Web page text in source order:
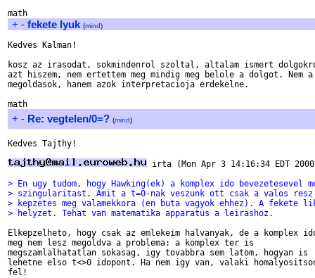
+ - fekete lyuk (mind)
Kedves Kalman!
kosz az irasodat, sokmindenrol szoltal, altalam ismert
azt hiszem, nem ertettem meg mindig meg belole a dolgot. Nem
megoldasok, hanem azok interpretacioja erdekelne.
+ - Re: vegtelen/0=? (mind)
Kedves Tajthy!
irta (Mon Apr 3 14:16:34 EDT 2000
> En ugy tudom, hogy Hawking(ek) a komplex ido bevezetesevel
> szingularitast. Amit a t=0-nak veszunk ott csak a valos
> kepzetes meg valamekkora (en buta vagyok ehhez). A fekete
> helyzet. Tehat van matematika apparatus a leirashoz.
Elkepzelheto, hogy csak az emlekeim halvanyak, de a komplex
meg nem lesz megoldva a problema: a komplex ter is
megszamlalhatatlan sokasag, igy tovabbra sem latom, hogyan is
lehetne elso t<>0 idopont. Ha nem igy van, valaki
fel!